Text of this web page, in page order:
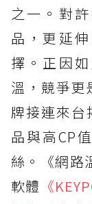
之一。對
品，更延
擇。正因
溫，競爭更
牌接連來台
品與高CP
絲。《網路
軟體 《